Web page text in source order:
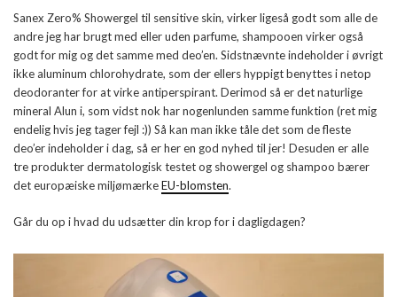
Sanex Zero% Showergel til sensitive skin, virker ligeså godt som alle de
andre jeg har brugt med eller uden parfume, shampooen virker også
godt for mig og det samme med deo’en. Sidstnævnte indeholder i øvrigt
ikke aluminum chlorohydrate, som der ellers hyppigt benyttes i netop
deodoranter for at virke antiperspirant. Derimod så er det naturlige
mineral Alun i, som vidst nok har nogenlunden samme funktion (ret mig
endelig hvis jeg tager fejl :)) Så kan man ikke tåle det som de fleste
deo’er indeholder i dag, så er her en god nyhed til jer! Desuden er alle
tre produkter dermatologisk testet og showergel og shampoo bærer
det europæiske miljømærkeEU-blomsten.
Går du op i hvad du udsætter din krop for i dagligdagen?